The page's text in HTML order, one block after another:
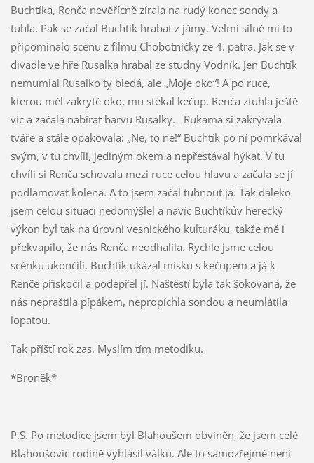
Buchtíka, Renča nevěřícně zírala na rudý konec sondy a
tuhla. Pak se začal Buchtík hrabat z jámy. Velmi silně mi to
připomínalo scénu z filmu Chobotničky ze 4. patra. Jak se v
divadle ve hře Rusalka hrabal ze studny Vodník. Jen Buchtík
nemumlal Rusalko ty bledá, ale „Moje oko“! A po ruce,
kterou měl zakryté oko, mu stékal kečup. Renča ztuhla ještě
víc a začala nabírat barvu Rusalky. Rukama si zakrývala
tváře a stále opakovala: „Ne, to ne!“ Buchtík po ní pomrkával
svým, v tu chvíli, jediným okem a nepřestával hýkat. V tu
chvíli si Renča schovala mezi ruce celou hlavu a začala se jí
podlamovat kolena. A to jsem začal tuhnout já. Tak daleko
jsem celou situaci nedomýšlel a navíc Buchtíkův herecký
výkon byl tak na úrovni vesnického kulturáku, takže mě i
překvapilo, že nás Renča neodhalila. Rychle jsme celou
scénku ukončili, Buchtík ukázal misku s kečupem a já k
Renče přiskočil a podepřel jí. Naštěstí byla tak šokovaná, že
nás nepraštila pípákem, nepropíchla sondou a neumlátila
lopatou.
Tak příští rok zas. Myslím tím metodiku.
*Broněk*
P.S. Po metodice jsem byl Blahoušem obviněn, že jsem celé
Blahoušovic rodině vyhlásil válku. Ale to samozřejmě není